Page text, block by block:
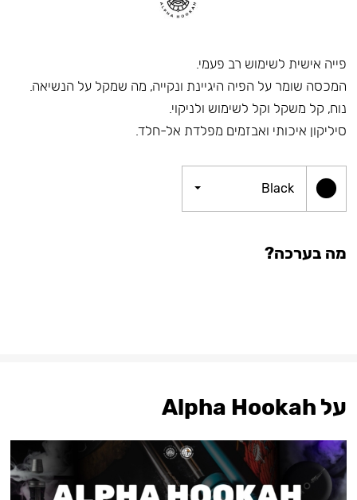
פייה אישית לשימוש רב פעמי.
המכסה שומר על הפיה היגיינת ונקייה, מה שמקל על הנשיאה.
נוח, קל משקל וקל לשימוש ולניקוי.
סיליקון איכותי ואבזמים מפלדת אל-חלד.
Black
מה בערכה?
על Alpha Hookah